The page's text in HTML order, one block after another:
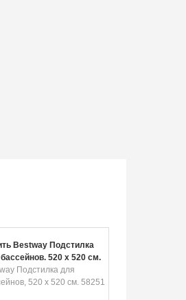
Bestway Подстилка
520 х 520 см.
Подстилка для
520 х 520 см. 58251